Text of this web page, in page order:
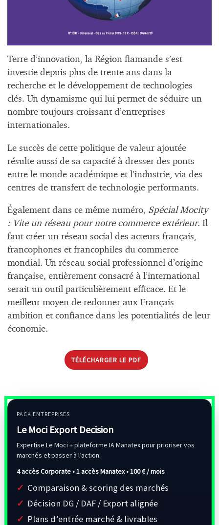
Terre d’innovation, la Région flamande s’est
investie depuis plus de trente ans dans la
recherche et le développement de technologies
clés. Un dynamisme qui lui permet de séduire un
nombre toujours croissant d’entreprises
internationales.
Le succès de cette politique de valeur ajoutée
résulte aussi de sa capacité à dresser des ponts
entre le monde académique et l’industrie, via des
centres de transfert de technologie performants.
Également dans ce même numéro, Spécial Mocity
: Vite un réseau pour notre commerce extérieur. Il
faut créer un réseau social des acteurs français,
francophones et francophiles du commerce
mondial. Un réseau social professionnel d’origine
française, entièrement consacré à l’international
serait un outil particulièrement efficace. Et le
meilleur moyen de redonner aux Français
ambition et confiance dans les potentialités de leur
économie.
TÉLÉCHARGER LE PDF
PACK ENTREPRISES
Le Moci Export Decision
Expertise Le Moci + plateforme IA Manatex pour prioriser vos
marchés et passer à l’action.
4 accès Corporate • 1 accès Manatex •100 € / mois
Comparaison & scoring des marchés
Décision DG / DAF / Export alignée
Plans d’entrée marché & livrables